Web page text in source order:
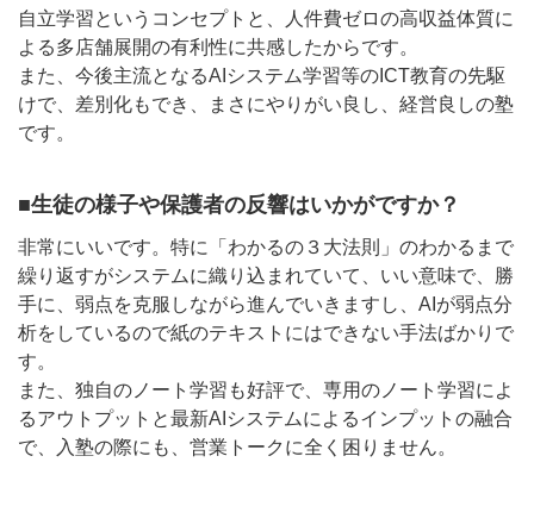
自立学習というコンセプトと、人件費ゼロの高収益体質に
よる多店舗展開の有利性に共感したからです。
また、今後主流となるAIシステム学習等のICT教育の先駆
けで、差別化もでき、まさにやりがい良し、経営良しの塾
です。
■生徒の様子や保護者の反響はいかがですか？
非常にいいです。特に「わかるの３大法則」のわかるまで
繰り返すがシステムに織り込まれていて、いい意味で、勝
手に、弱点を克服しながら進んでいきますし、AIが弱点分
析をしているので紙のテキストにはできない手法ばかりで
す。
また、独自のノート学習も好評で、専用のノート学習によ
るアウトプットと最新AIシステムによるインプットの融合
で、入塾の際にも、営業トークに全く困りません。